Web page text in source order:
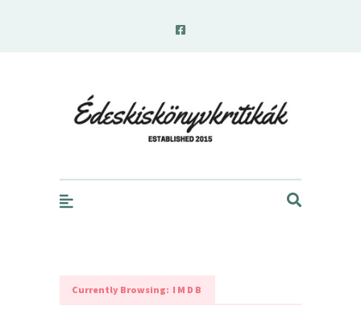
Currently Browsing: IMDB